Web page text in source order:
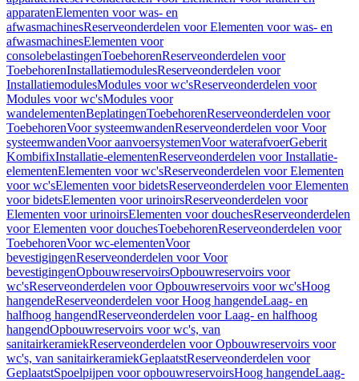
apparatenElementen voor was- en
afwasmachinesReserveonderdelen voor Elementen voor was- en
afwasmachinesElementen voor
consolebelastingenToebehorenReserveonderdelen voor
ToebehorenInstallatiemodulesReserveonderdelen voor
InstallatiemodulesModules voor wc'sReserveonderdelen voor
Modules voor wc'sModules voor
wandelementenBeplatingenToebehorenReserveonderdelen voor
ToebehorenVoor systeemwandenReserveonderdelen voor Voor
systeemwandenVoor aanvoersystemenVoor waterafvoerGeberit
KombifixInstallatie-elementenReserveonderdelen voor Installatie-
elementenElementen voor wc'sReserveonderdelen voor Elementen
voor wc'sElementen voor bidetsReserveonderdelen voor Elementen
voor bidetsElementen voor urinoirsReserveonderdelen voor
Elementen voor urinoirsElementen voor douchesReserveonderdelen
voor Elementen voor douchesToebehorenReserveonderdelen voor
ToebehorenVoor wc-elementenVoor
bevestigingenReserveonderdelen voor Voor
bevestigingenOpbouwreservoirsOpbouwreservoirs voor
wc'sReserveonderdelen voor Opbouwreservoirs voor wc'sHoog
hangendeReserveonderdelen voor Hoog hangendeLaag- en
halfhoog hangendReserveonderdelen voor Laag- en halfhoog
hangendOpbouwreservoirs voor wc's, van
sanitairkeramiekReserveonderdelen voor Opbouwreservoirs voor
wc's, van sanitairkeramiekGeplaatstReserveonderdelen voor
GeplaatstSpoelpijpen voor opbouwreservoirsHoog hangendeLaag-